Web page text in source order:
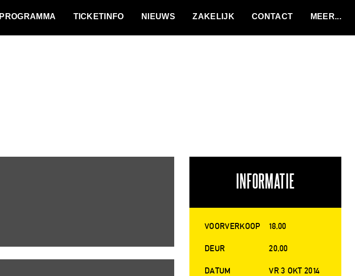
PROGRAMMA TICKETINFO NIEUWS ZAKELIJK CONTACT
INFORMATIE
VOORVERKOOP 18,00
DEUR 20,00
DATUM VR 3 OKT 2014